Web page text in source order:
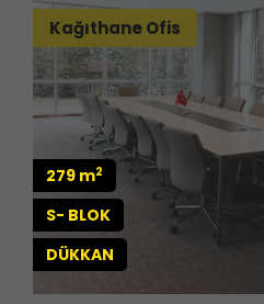
Kağıthane Ofis
279 m2
S- BLOK
DÜKKAN